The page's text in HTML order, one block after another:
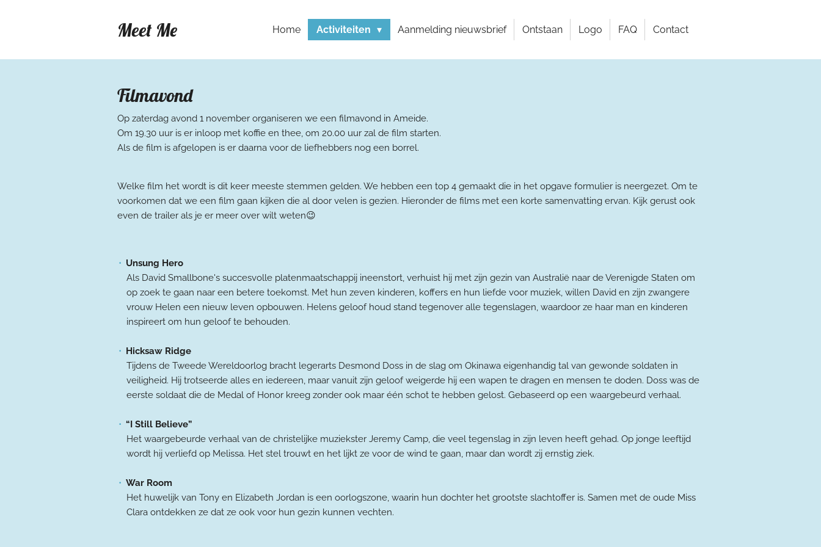
Meet Me Home Activiteiten Aanmelding nieuwsbrief Ontstaan Logo FAQ Contact
Filmavond
Op zaterdag avond 1 november organiseren we een filmavond in Ameide.
Om 19.30 uur is er inloop met koffie en thee, om 20.00 uur zal de film starten.
Als de film is afgelopen is er daarna voor de liefhebbers nog een borrel.
Welke film het wordt is dit keer meeste stemmen gelden. We hebben een top 4 gemaakt die in het opgave formulier is neergezet. Om te
voorkomen dat we een film gaan kijken die al door velen is gezien. Hieronder de films met een korte samenvatting ervan. Kijk gerust ook
even de trailer als je er meer over wilt weten😉
Unsung Hero
Als David Smallbone's succesvolle platenmaatschappij ineenstort, verhuist hij met zijn gezin van Australië naar de Verenigde Staten om
op zoek te gaan naar een betere toekomst. Met hun zeven kinderen, koffers en hun liefde voor muziek, willen David en zijn zwangere
vrouw Helen een nieuw leven opbouwen. Helens geloof houd stand tegenover alle tegenslagen, waardoor ze haar man en kinderen
inspireert om hun geloof te behouden.
Hicksaw Ridge
Tijdens de Tweede Wereldoorlog bracht legerarts Desmond Doss in de slag om Okinawa eigenhandig tal van gewonde soldaten in
veiligheid. Hij trotseerde alles en iedereen, maar vanuit zijn geloof weigerde hij een wapen te dragen en mensen te doden. Doss was de
eerste soldaat die de Medal of Honor kreeg zonder ook maar één schot te hebben gelost. Gebaseerd op een waargebeurd verhaal.
“I Still Believe”
Het waargebeurde verhaal van de christelijke muziekster Jeremy Camp, die veel tegenslag in zijn leven heeft gehad. Op jonge leeftijd
wordt hij verliefd op Melissa. Het stel trouwt en het lijkt ze voor de wind te gaan, maar dan wordt zij ernstig ziek.
War Room
Het huwelijk van Tony en Elizabeth Jordan is een oorlogszone, waarin hun dochter het grootste slachtoffer is. Samen met de oude Miss
Clara ontdekken ze dat ze ook voor hun gezin kunnen vechten.